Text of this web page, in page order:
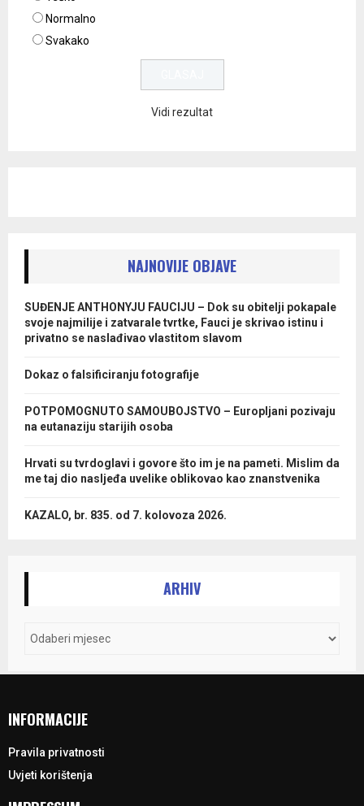
Normalno
Svakako
Vidi rezultat
NAJNOVIJE OBJAVE
SUĐENJE ANTHONYJU FAUCIJU – Dok su obitelji pokapale
svoje najmilije i zatvarale tvrtke, Fauci je skrivao istinu i
privatno se naslađivao vlastitom slavom
Dokaz o falsificiranju fotografije
POTPOMOGNUTO SAMOUBOJSTVO – Europljani pozivaju
na eutanaziju starijih osoba
Hrvati su tvrdoglavi i govore što im je na pameti. Mislim da
me taj dio nasljeđa uvelike oblikovao kao znanstvenika
KAZALO, br. 835. od 7. kolovoza 2026.
ARHIV
INFORMACIJE
Pravila privatnosti
Uvjeti korištenja